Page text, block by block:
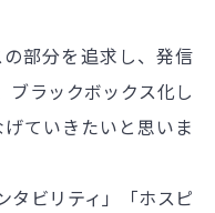
部分を追求し、発信
ブラックボックス化し
ていきたいと思いま
タビリティ」「ホスピ